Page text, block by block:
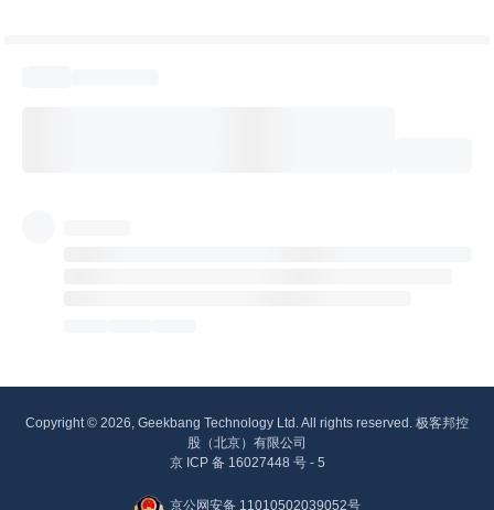
Copyright © 2026, Geekbang Technology Ltd. All rights reserved. 极客邦控
股（北京）有限公司
京 ICP 备 16027448 号 - 5
京公网安备 11010502039052号